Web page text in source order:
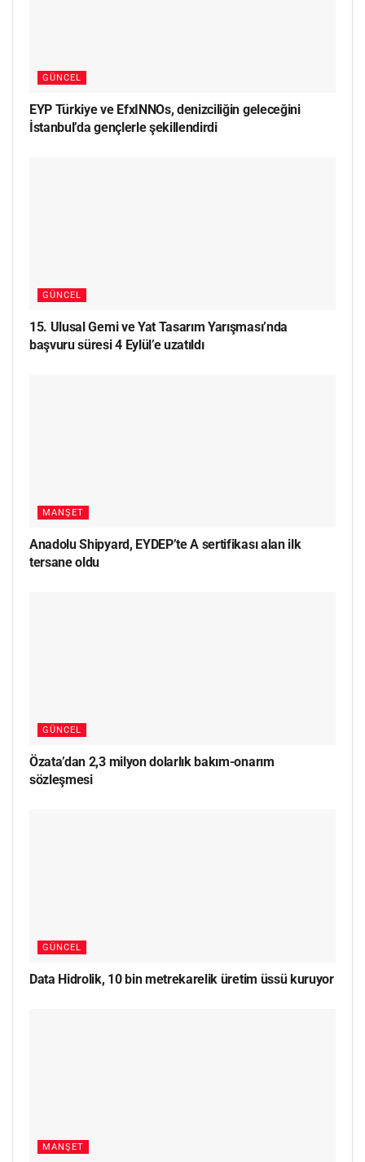
GÜNCEL
EYP Türkiye ve EfxINNOs, denizciliğin geleceğini
İstanbul’da gençlerle şekillendirdi
GÜNCEL
15. Ulusal Gemi ve Yat Tasarım Yarışması’nda
başvuru süresi 4 Eylül’e uzatıldı
MANŞET
Anadolu Shipyard, EYDEP’te A sertifikası alan ilk
tersane oldu
GÜNCEL
Özata’dan 2,3 milyon dolarlık bakım-onarım
sözleşmesi
GÜNCEL
Data Hidrolik, 10 bin metrekarelik üretim üssü kuruyor
MANŞET